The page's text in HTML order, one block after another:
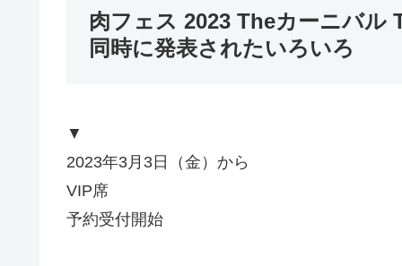
肉フェス 2023 Theカーニバル
同時に発表されたいろいろ
▼
2023年3月3日（金）から
VIP席
予約受付開始